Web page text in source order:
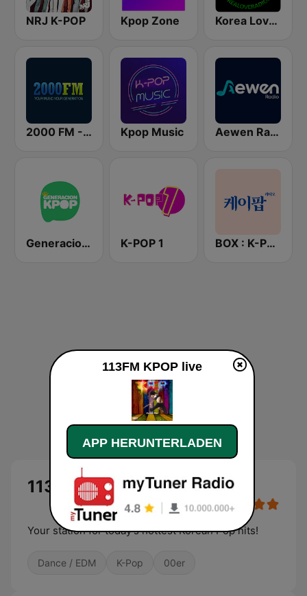
NRJ K-POP Kpop Zone Korea Love Radio K-pop Miami
2000 FM - Top 40 Kpop Music Aewen Radio KPOP
Generacion KPOP K-POP 1 BOX : K-POP 케이팝
113FM KPOP
Your station for today's hottest Korean Pop hits!
Dance / EDM K-Pop 00er
113FM KPOP live
APP HERUNTERLADEN